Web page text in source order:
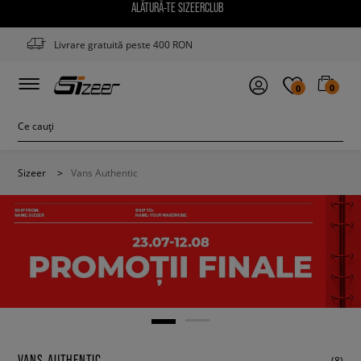
ALĂTURĂ-TE SIZEERCLUB
Livrare gratuită peste 400 RON
0 0
Sizeer > Vans Authentic